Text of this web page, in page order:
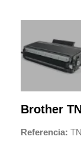
Brother
Referencia